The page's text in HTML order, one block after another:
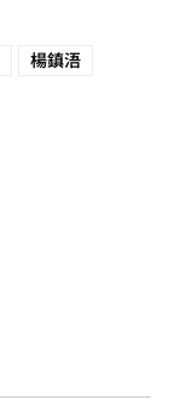
楊鎮浯